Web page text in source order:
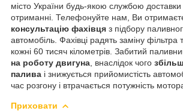
місто України будь-якою службою
отриманні. Телефонуйте нам, Ви
консультацію фахівця з підбору
автомобіль. Фахівці радять заміну
кожні 60 тисяч кілометрів. Забитий
на роботу двигуна , внаслідок чого
палива і знижується прийомистість
час розгону і втрачається потужність
Приховати